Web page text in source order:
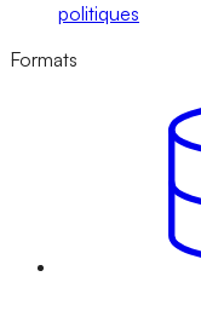
politiques
Formats